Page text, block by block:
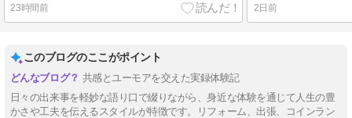
23時間前 2日前
このブログのここがポイント
共感とユーモアを交えた実録体験記
日々の出来事を軽妙な語り口で綴りながら、身近な体験を通じて人生の豊
かさや工夫を伝えるスタイルが特徴です。リフォーム、出張、コインラン